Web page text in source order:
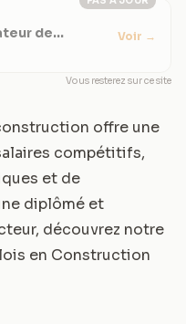
de
Voir →
Vous resterez sur ce site
offre une
compétitifs,
et de
diplômé et
découvrez notre
en Construction